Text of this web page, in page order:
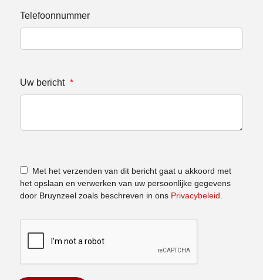
Telefoonnummer
Uw bericht *
Met het verzenden van dit bericht gaat u akkoord met
het opslaan en verwerken van uw persoonlijke gegevens
door Bruynzeel zoals beschreven in ons Privacybeleid.